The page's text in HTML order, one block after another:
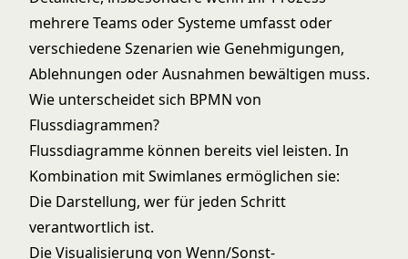
mehrere Teams oder Systeme umfasst oder
verschiedene Szenarien wie Genehmigungen,
Ablehnungen oder Ausnahmen bewältigen muss.
Wie unterscheidet sich BPMN von
Flussdiagrammen?
Flussdiagramme können bereits viel leisten. In
Kombination mit Swimlanes ermöglichen sie:
Die Darstellung, wer für jeden Schritt
verantwortlich ist.
Die Visualisierung von Wenn/Sonst-